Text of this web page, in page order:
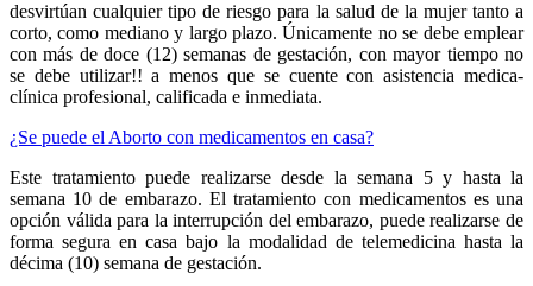
desvirtúan cualquier tipo de riesgo para la salud de la mujer tanto a
corto, como mediano y largo plazo. Únicamente no se debe emplear
con más de doce (12) semanas de gestación, con mayor tiempo no
se debe utilizar!! a menos que se cuente con asistencia medica-
clínica profesional, calificada e inmediata.
¿Se puede el Aborto con medicamentos en casa?
Este tratamiento puede realizarse desde la semana 5 y hasta la
semana 10 de embarazo. El tratamiento con medicamentos es una
opción válida para la interrupción del embarazo, puede realizarse de
forma segura en casa bajo la modalidad de telemedicina hasta la
décima (10) semana de gestación.